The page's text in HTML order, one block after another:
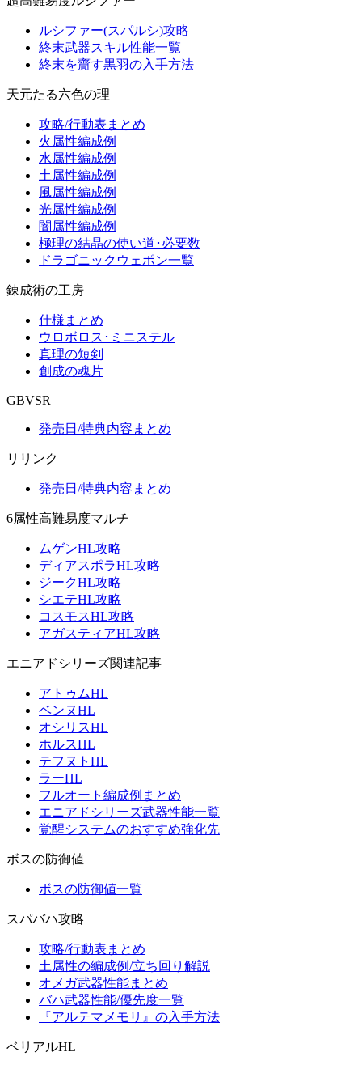
ルシファー(スパルシ)攻略
終末武器スキル性能一覧
終末を齎す黒羽の入手方法
天元たる六色の理
攻略/行動表まとめ
火属性編成例
水属性編成例
土属性編成例
風属性編成例
光属性編成例
闇属性編成例
極理の結晶の使い道･必要数
ドラゴニックウェポン一覧
錬成術の工房
仕様まとめ
ウロボロス･ミニステル
真理の短剣
創成の魂片
GBVSR
発売日/特典内容まとめ
リリンク
発売日/特典内容まとめ
6属性高難易度マルチ
ムゲンHL攻略
ディアスポラHL攻略
ジークHL攻略
シエテHL攻略
コスモスHL攻略
アガスティアHL攻略
エニアドシリーズ関連記事
アトゥムHL
ベンヌHL
オシリスHL
ホルスHL
テフヌトHL
ラーHL
フルオート編成例まとめ
エニアドシリーズ武器性能一覧
覚醒システムのおすすめ強化先
ボスの防御値
ボスの防御値一覧
スパバハ攻略
攻略/行動表まとめ
土属性の編成例/立ち回り解説
オメガ武器性能まとめ
バハ武器性能/優先度一覧
『アルテマメモリ』の入手方法
ベリアルHL